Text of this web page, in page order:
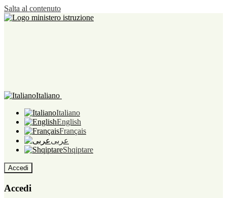
Salta al contenuto
Italiano
Italiano
English
Français
عربى
Shqiptare
Accedi
Accedi